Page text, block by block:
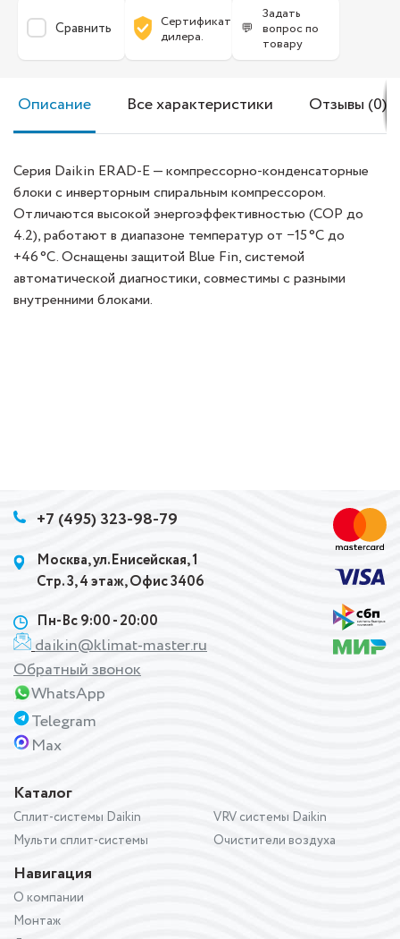
Сравнить
Сертификат
дилера.
💬
Задать
вопрос по
товару
Описание Все характеристики Отзывы (0)
Серия Daikin ERAD‑E — компрессорно‑конденсаторные
блоки с инверторным спиральным компрессором.
Отличаются высокой энергоэффективностью (COP до
4.2), работают в диапазоне температур от −15 °C до
+46 °C. Оснащены защитой Blue Fin, системой
автоматической диагностики, совместимы с разными
внутренними блоками.
Каталог
Сплит-системы Daikin
Мульти сплит-системы
VRV системы Daikin
Очистители воздуха
Навигация
О компании
Монтаж
+7 (495) 323-98-79
Москва, ул.Енисейская, 1
Стр. 3, 4 этаж, Офис 3406
Пн-Вс 9:00 - 20:00
daikin@klimat-master.ru
Обратный звонок
WhatsApp
Telegram
Max